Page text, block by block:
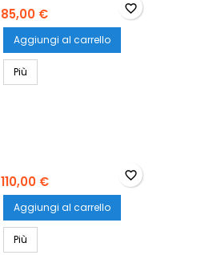
85,00 €
Aggiungi al carrello
Più
favorite_border
110,00 €
Aggiungi al carrello
Più
favorite_border